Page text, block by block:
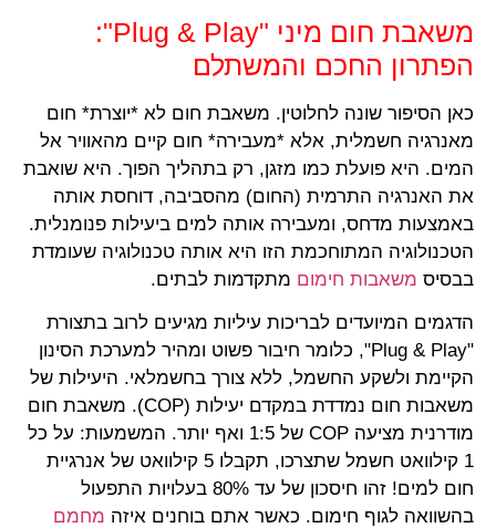
משאבת חום מיני "Plug & Play":
הפתרון החכם והמשתלם
כאן הסיפור שונה לחלוטין. משאבת חום לא *יוצרת* חום
מאנרגיה חשמלית, אלא *מעבירה* חום קיים מהאוויר אל
המים. היא פועלת כמו מזגן, רק בתהליך הפוך. היא שואבת
את האנרגיה התרמית (החום) מהסביבה, דוחסת אותה
באמצעות מדחס, ומעבירה אותה למים ביעילות פנומנלית.
הטכנולוגיה המתוחכמת הזו היא אותה טכנולוגיה שעומדת
בבסיס משאבות חימום מתקדמות לבתים.
הדגמים המיועדים לבריכות עיליות מגיעים לרוב בתצורת
"Plug & Play", כלומר חיבור פשוט ומהיר למערכת הסינון
הקיימת ולשקע החשמל, ללא צורך בחשמלאי. היעילות של
משאבות חום נמדדת במקדם יעילות (COP). משאבת חום
מודרנית מציעה COP של 1:5 ואף יותר. המשמעות: על כל
1 קילוואט חשמל שתצרכו, תקבלו 5 קילוואט של אנרגיית
חום למים! זהו חיסכון של עד 80% בעלויות התפעול
בהשוואה לגוף חימום. כאשר אתם בוחנים איזה מחמם